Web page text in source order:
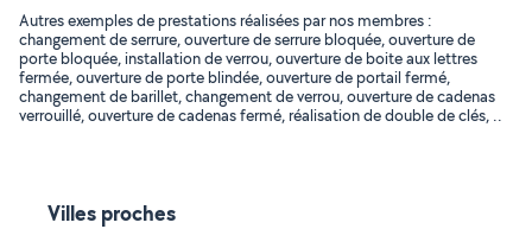
Autres exemples de prestations réalisées par nos membres :
changement de serrure, ouverture de serrure bloquée, ouverture de
porte bloquée, installation de verrou, ouverture de boite aux lettres
fermée, ouverture de porte blindée, ouverture de portail fermé,
changement de barillet, changement de verrou, ouverture de cadenas
verrouillé, ouverture de cadenas fermé, réalisation de double de clés, ..
Villes proches